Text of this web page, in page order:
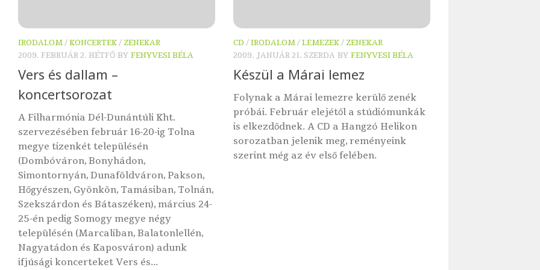
IRODALOM/KONCERTEK/ ZENEKAR
2009. FEBRUÁR 2. HÉTFŐ BY FENYVESI BÉLA
Vers és dallam –
koncertsorozat
A Filharmónia Dél-Dunántúli Kht.
szervezésében február 16-20-ig Tolna
megye tizenkét településén
(Dombóváron, Bonyhádon,
Simontornyán, Dunaföldváron, Pakson,
Hőgyészen, Gyönkön, Tamásiban, Tolnán,
Szekszárdon és Bátaszéken), március 24-
25-én pedig Somogy megye négy
településén (Marcaliban, Balatonlellén,
Nagyatádon és Kaposváron) adunk
ifjúsági koncerteket Vers és...
CD /IRODALOM/LEMEZEK/ ZENEKAR
2009. JANUÁR 21. SZERDA BY FENYVESI BÉLA
Készül a Márai lemez
Folynak a Márai lemezre kerülő zenék
próbái. Február elejétől a stúdiómunkák
is elkezdődnek. A CD a Hangzó Helikon
sorozatban jelenik meg, reményeink
szerint még az év első felében.